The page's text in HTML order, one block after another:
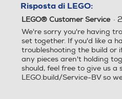
Risposta di LEGO:
LEGO® Customer Service ·
We're sorry you're having
set together. If you'd like a
troubleshooting the build or
any pieces aren't holding
should, feel free to give us a
LEGO.build/Service-BV so